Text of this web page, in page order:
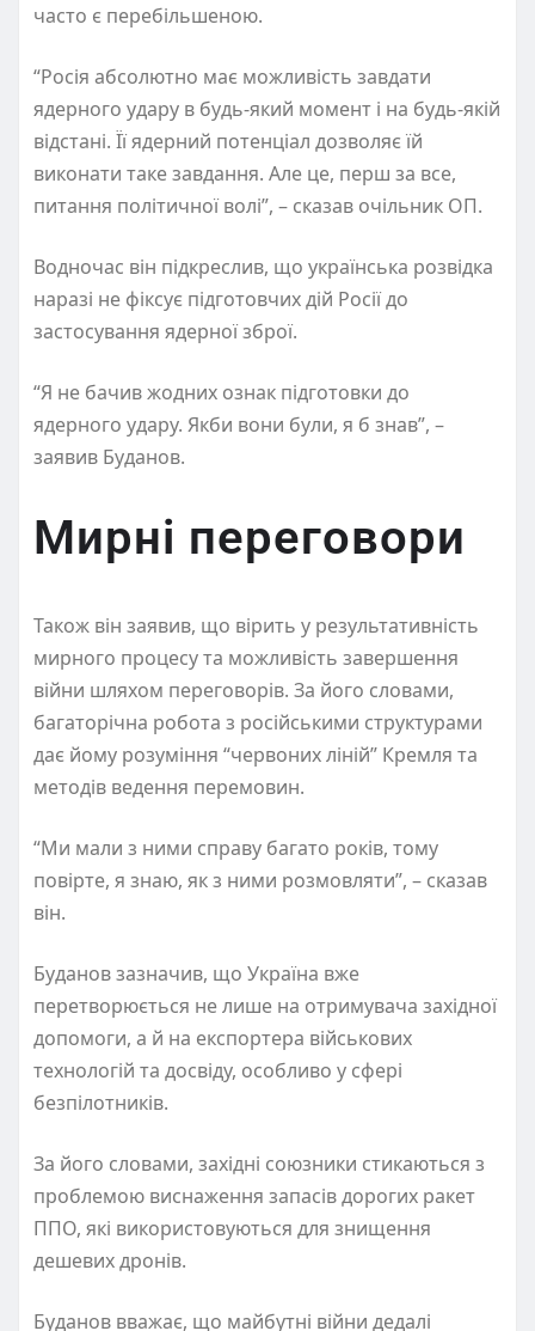
часто є перебільшеною.
“Росія абсолютно має можливість завдати
ядерного удару в будь-який момент і на будь-якій
відстані. Її ядерний потенціал дозволяє їй
виконати таке завдання. Але це, перш за все,
питання політичної волі”, – сказав очільник ОП.
Водночас він підкреслив, що українська розвідка
наразі не фіксує підготовчих дій Росії до
застосування ядерної зброї.
“Я не бачив жодних ознак підготовки до
ядерного удару. Якби вони були, я б знав”, –
заявив Буданов.
Мирні переговори
Також він заявив, що вірить у результативність
мирного процесу та можливість завершення
війни шляхом переговорів. За його словами,
багаторічна робота з російськими структурами
дає йому розуміння “червоних ліній” Кремля та
методів ведення перемовин.
“Ми мали з ними справу багато років, тому
повірте, я знаю, як з ними розмовляти”, – сказав
він.
Буданов зазначив, що Україна вже
перетворюється не лише на отримувача західної
допомоги, а й на експортера військових
технологій та досвіду, особливо у сфері
безпілотників.
За його словами, західні союзники стикаються з
проблемою виснаження запасів дорогих ракет
ППО, які використовуються для знищення
дешевих дронів.
Буданов вважає, що майбутні війни дедалі